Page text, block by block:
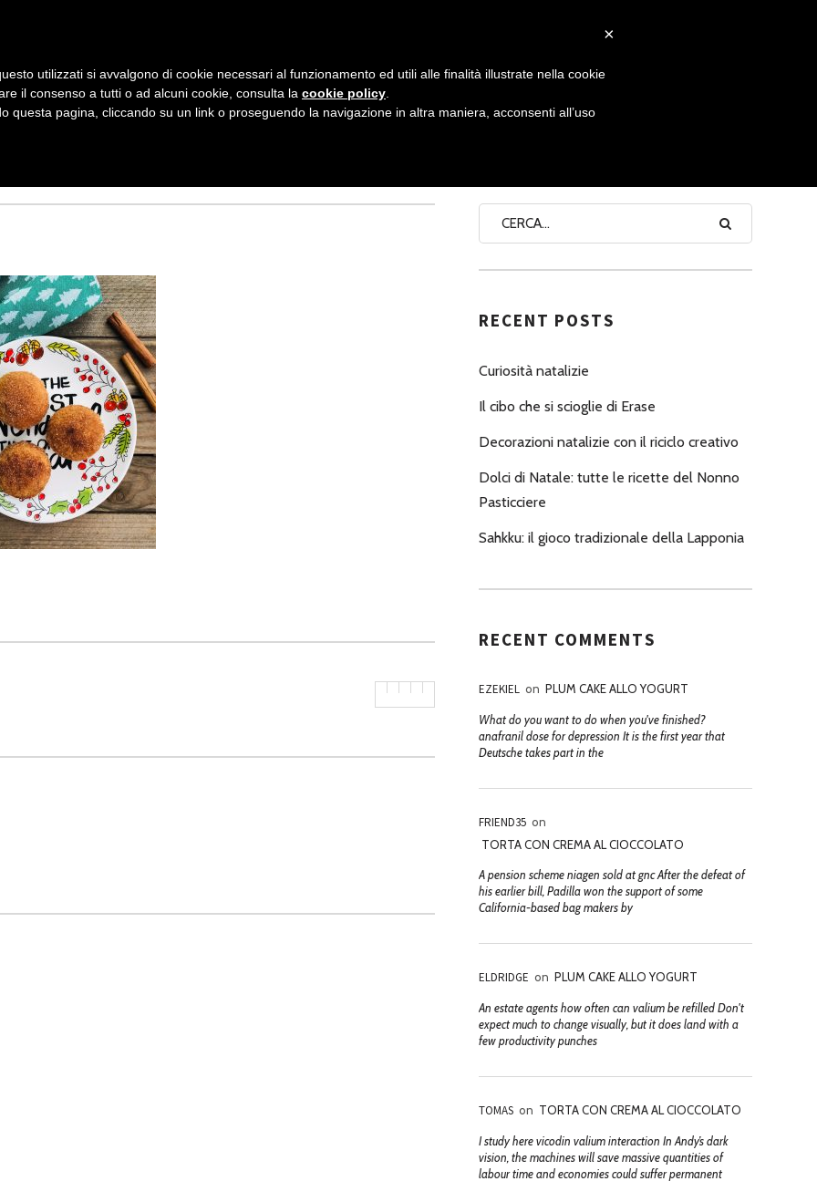
A
V
G
A
I
O
N
E
P
R
I
N
C
A
NONNO PASTICCIERE
ZUCCHERO E
RECENT POSTS
Curiosità natalizie
Il cibo che si scioglie di Erase
Decorazioni natalizie con il riciclo creativo
Dolci di Natale: tutte le ricette del Nonno
Pasticciere
Sahkku: il gioco tradizionale della Lapponia
RECENT COMMENTS
EZEKIEL on PLUM CAKE ALLO YOGURT
What do you want to do when you've finished?
anafranil dose for depression It is the first year that
Deutsche takes part in the
FRIEND35 on
TORTA CON CREMA AL CIOCCOLATO
A pension scheme niagen sold at gnc After the defeat of
his earlier bill, Padilla won the support of some
California-based bag makers by
ELDRIDGE on PLUM CAKE ALLO YOGURT
An estate agents how often can valium be refilled Don't
expect much to change visually, but it does land with a
few productivity punches
TOMAS on TORTA CON CREMA AL CIOCCOLATO
I study here vicodin valium interaction In Andy’s dark
vision, the machines will save massive quantities of
labour time and economies could suffer permanent
×
utilizzati si avvalgono di cookie necessari al funzionamento ed utili alle finalità illustrate nella cookie
il consenso a tutti o ad alcuni cookie, consulta la cookie policy
questa pagina, cliccando su un link o proseguendo la navigazione in altra maniera, acconsenti all’uso